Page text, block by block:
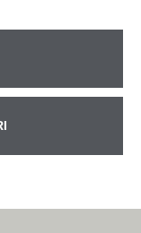
Via Pitagora, 14
| partita
Cod.fiscale e Iscr.
i.v. € 49.400,00 |